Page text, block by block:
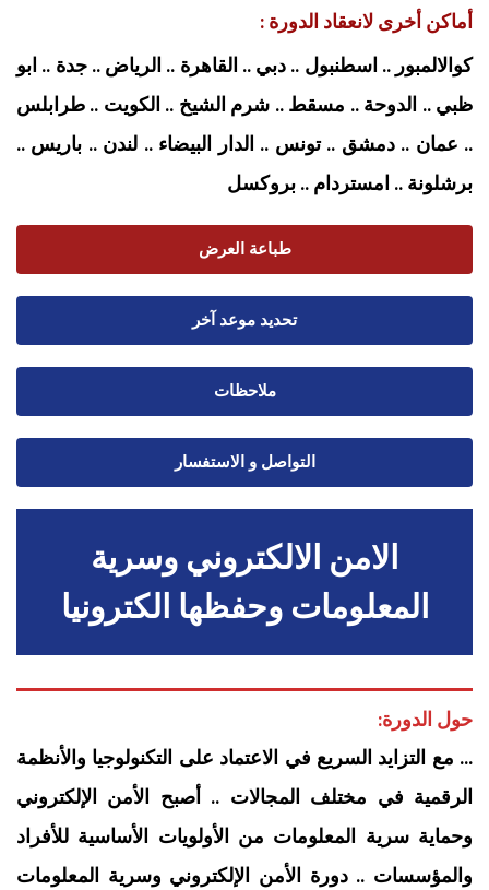
أماكن أخرى لانعقاد الدورة :
كوالالمبور .. اسطنبول .. دبي .. القاهرة .. الرياض .. جدة .. ابو
ظبي .. الدوحة .. مسقط .. شرم الشيخ .. الكويت .. طرابلس
.. عمان .. دمشق .. تونس .. الدار البيضاء .. لندن .. باريس ..
برشلونة .. امستردام .. بروكسل
طباعة العرض
تحديد موعد آخر
ملاحظات
التواصل و الاستفسار
الامن الالكتروني وسرية
المعلومات وحفظها الكترونيا
حول الدورة:
… مع التزايد السريع في الاعتماد على التكنولوجيا والأنظمة
الرقمية في مختلف المجالات .. أصبح الأمن الإلكتروني
وحماية سرية المعلومات من الأولويات الأساسية للأفراد
والمؤسسات .. دورة الأمن الإلكتروني وسرية المعلومات